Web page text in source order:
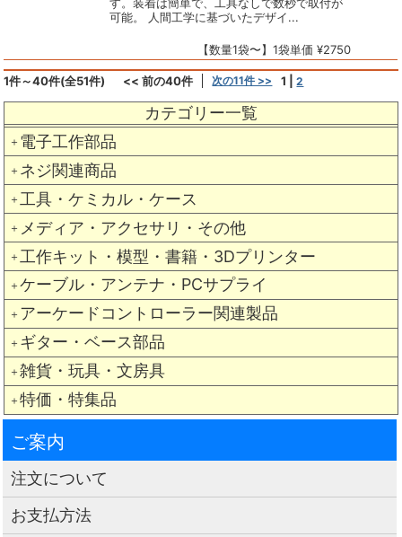
カテゴリー一覧
＋ 電子工作部品
＋ ネジ関連商品
＋ 工具・ケミカル・ケース
＋ メディア・アクセサリ・その他
＋ 工作キット・模型・書籍・3Dプリンター
＋ ケーブル・アンテナ・PCサプライ
＋ アーケードコントローラー関連製品
＋ ギター・ベース部品
＋ 雑貨・玩具・文房具
＋ 特価・特集品
可能。 人間工学に基づいたデザイ...
【数量1袋〜】1袋単価 ¥2750
1件～40件(全51件) << 前の40件 次の11件 >> 1 |2
ご案内
注文について
お支払方法